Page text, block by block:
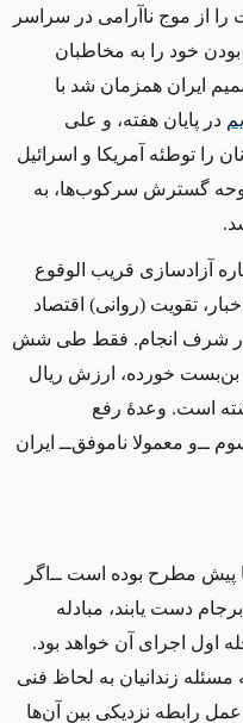
از موج ناآرامی در سراسر
خود را به مخاطبان
ایران همزمان شد با
در پایان هفته، و علی
را توطئه آمریکا و اسرائیل
گسترش سرکوب‌ها، به
آزادسازی قریب الوقوع
تقویت (روانی) اقتصاد
در شرف انجام. فقط طی شش
بن‌بست خورده، ارزش ریال
درصد افت داشته است. وعدهٔ رفع
‌ــ‌و معمولا ناموفق‌ــ‌ ایران
پیش مطرح بوده است ‌ــ‌اگر
دست یابند، مبادله
اول اجرای آن خواهد بود.
زندانیان به لحاظ فنی
رابطه نزدیکی بین آن‌ها